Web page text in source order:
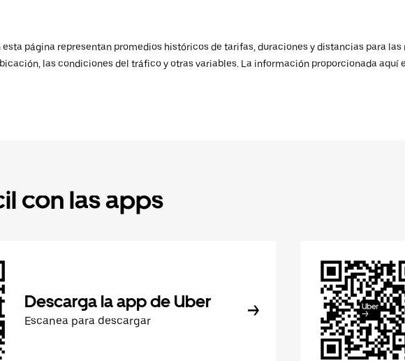
esta página representan promedios históricos de tarifas, duraciones y distancias para
las condiciones del tráfico y otras variables. La información proporcionada aquí
con las apps
Descarga la app de Uber
Escanea para descargar